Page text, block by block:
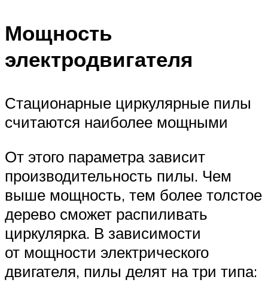
Мощность
электродвигателя
Стационарные циркулярные пилы
считаются наиболее мощными
От этого параметра зависит
производительность пилы. Чем
выше мощность, тем более толстое
дерево сможет распиливать
циркулярка. В зависимости
от мощности электрического
двигателя, пилы делят на три типа: